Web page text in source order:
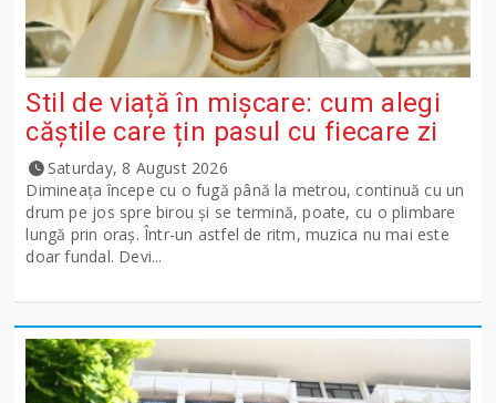
Stil de viață în mișcare: cum alegi
căștile care țin pasul cu fiecare zi
Saturday, 8 August 2026
Dimineața începe cu o fugă până la metrou, continuă cu un
drum pe jos spre birou și se termină, poate, cu o plimbare
lungă prin oraș. Într-un astfel de ritm, muzica nu mai este
doar fundal. Devi...